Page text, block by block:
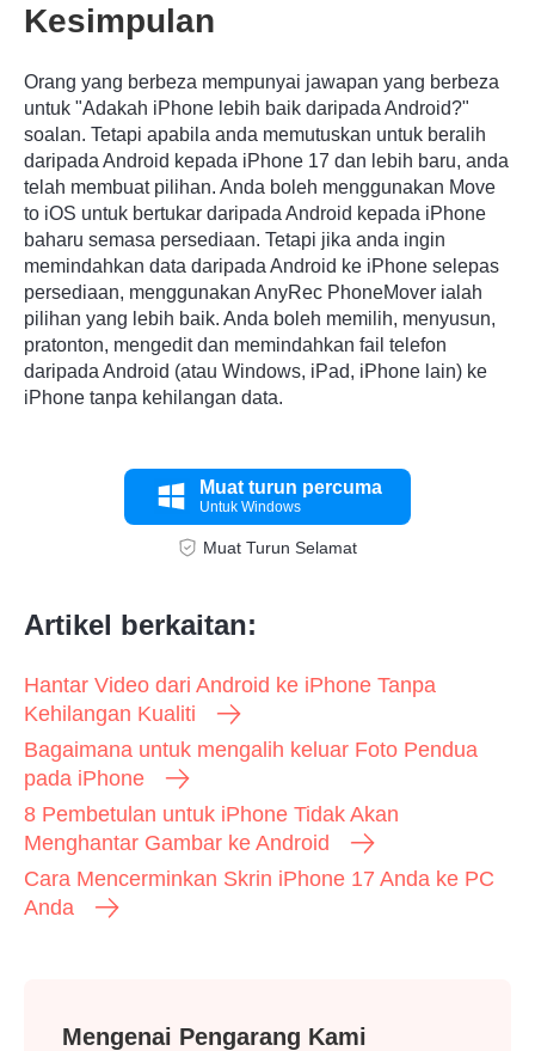
Kesimpulan
Orang yang berbeza mempunyai jawapan yang berbeza
untuk "Adakah iPhone lebih baik daripada Android?"
soalan. Tetapi apabila anda memutuskan untuk beralih
daripada Android kepada iPhone 17 dan lebih baru, anda
telah membuat pilihan. Anda boleh menggunakan Move
to iOS untuk bertukar daripada Android kepada iPhone
baharu semasa persediaan. Tetapi jika anda ingin
memindahkan data daripada Android ke iPhone selepas
persediaan, menggunakan AnyRec PhoneMover ialah
pilihan yang lebih baik. Anda boleh memilih, menyusun,
pratonton, mengedit dan memindahkan fail telefon
daripada Android (atau Windows, iPad, iPhone lain) ke
iPhone tanpa kehilangan data.
Muat turun percuma
Untuk Windows
Muat Turun Selamat
Artikel berkaitan:
Hantar Video dari Android ke iPhone Tanpa
Kehilangan Kualiti
Bagaimana untuk mengalih keluar Foto Pendua
pada iPhone
8 Pembetulan untuk iPhone Tidak Akan
Menghantar Gambar ke Android
Cara Mencerminkan Skrin iPhone 17 Anda ke PC
Anda
Mengenai Pengarang Kami